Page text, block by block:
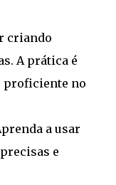
criando
A prática é
proficiente no
a usar
e